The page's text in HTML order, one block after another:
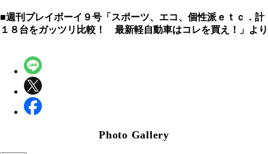
■週刊プレイボーイ９号「スポーツ、エコ、個性派ｅｔｃ．計
１８台をガッツリ比較！ 最新軽自動車はコレを買え！」より
Photo Gallery